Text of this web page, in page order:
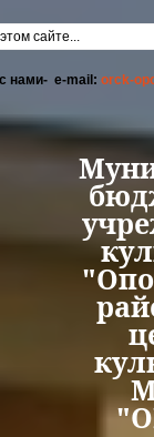
поиска
нами- e-mail: orck-